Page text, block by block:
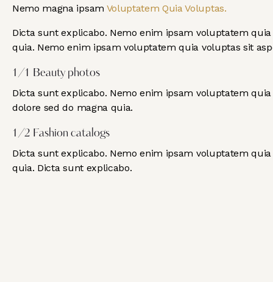
Nemo magna ipsam Voluptatem Quia Voluptas.
Dicta sunt explicabo. Nemo enim ipsam voluptatem
quia. Nemo enim ipsam voluptatem quia voluptas sit
1/1 Beauty photos
Dicta sunt explicabo. Nemo enim ipsam voluptatem
dolore sed do magna quia.
1/2 Fashion catalogs
Dicta sunt explicabo. Nemo enim ipsam voluptatem
quia. Dicta sunt explicabo.